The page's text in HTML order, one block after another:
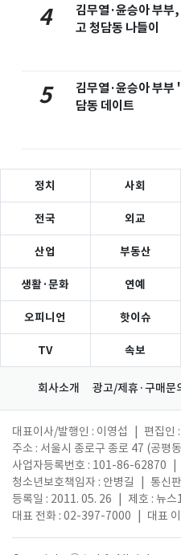
4
김무열·윤승아 부부
고 청담동 나들이
5
김무열·윤승아 부부
담동 데이트
정치 사회
전국 외교
산업 부동산
생활·문화 연예
오피니언 핫이슈
TV 속보
회사소개 광고/제휴·구매문
대표이사/발행인 : 이영섭 편집인
주소 : 서울시 종로구 종로 47 (공평
사업자등록번호 : 101-86-62870
청소년보호책임자 : 안병길
통신
등록일 : 2011. 05. 26
제호 : 뉴
대표 전화 : 02-397-7000
대표